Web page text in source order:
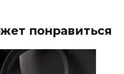
понравиться